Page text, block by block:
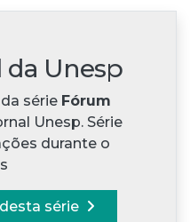
da Unesp
série Fórum
Unesp. Série
durante o
série